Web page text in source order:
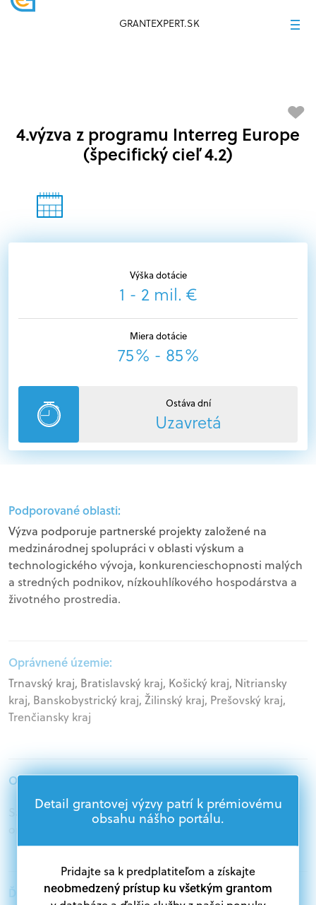
GRANTEXPERT.SK
Výška dotácie
1 - 2 mil. €
Miera dotácie
75% - 85%
Ostáva dní
Uzavretá
4.výzva z programu Interreg Europe
(špecifický cieľ 4.2)
Podporované oblasti:
Výzva podporuje partnerské projekty založené na
medzinárodnej spolupráci v oblasti výskum a
technologického vývoja, konkurencieschopnosti malých
a stredných podnikov, nízkouhlíkového hospodárstva a
životného prostredia.
Oprávnené územie:
Trnavský kraj, Bratislavský kraj, Košický kraj, Nitriansky
kraj, Banskobystrický kraj, Žilinský kraj, Prešovský kraj,
Trenčiansky kraj
Oprávnení žiadatelia:
Samospráva, Štátna správa, Podnikatelia, Mimovládne
Ďalšie informácie:
Detail grantovej výzvy patrí k prémiovému
obsahu nášho portálu.
Pridajte sa k predplatiteľom a získajte
neobmedzený prístup ku všetkým grantom